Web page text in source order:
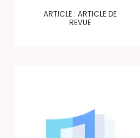
ARTICLE : ARTICLE DE
REVUE